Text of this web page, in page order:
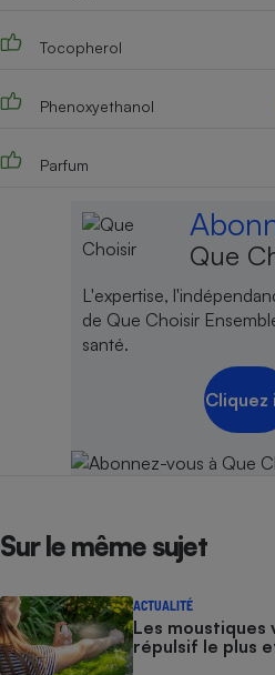
Tocopherol
Phenoxyethanol
Parfum
Que
L'expertise,
de Que Choisir
santé.
Cliquez
Sur le même sujet
ACTUALITÉ
Les moustiques
répulsif le plus